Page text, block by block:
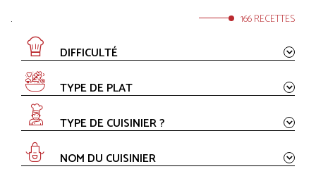
166 RECETTES
.
DIFFICULTÉ
TYPE DE PLAT
TYPE DE CUISINIER ?
NOM DU CUISINIER